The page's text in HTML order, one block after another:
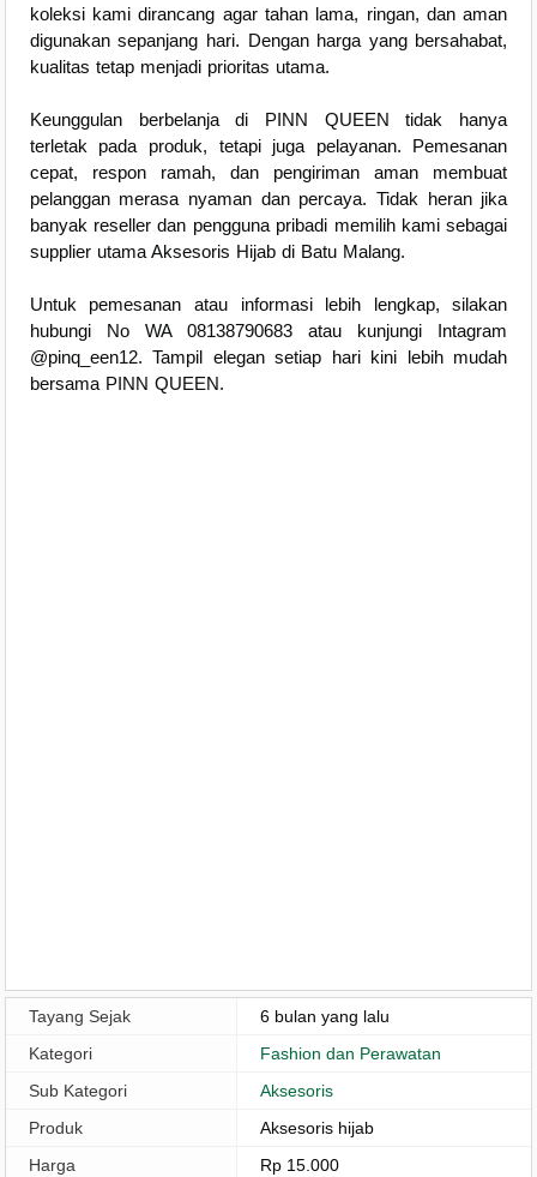
koleksi kami dirancang agar tahan lama, ringan, dan aman
digunakan sepanjang hari. Dengan harga yang bersahabat,
kualitas tetap menjadi prioritas utama.
Keunggulan berbelanja di PINN QUEEN tidak hanya
terletak pada produk, tetapi juga pelayanan. Pemesanan
cepat, respon ramah, dan pengiriman aman membuat
pelanggan merasa nyaman dan percaya. Tidak heran jika
banyak reseller dan pengguna pribadi memilih kami sebagai
supplier utama Aksesoris Hijab di Batu Malang.
Untuk pemesanan atau informasi lebih lengkap, silakan
hubungi No WA 08138790683 atau kunjungi Intagram
@pinq_een12. Tampil elegan setiap hari kini lebih mudah
bersama PINN QUEEN.
Tayang Sejak
6 bulan yang lalu
Kategori
Fashion dan Perawatan
Sub Kategori
Aksesoris
Produk
Aksesoris hijab
Harga
Rp 15.000